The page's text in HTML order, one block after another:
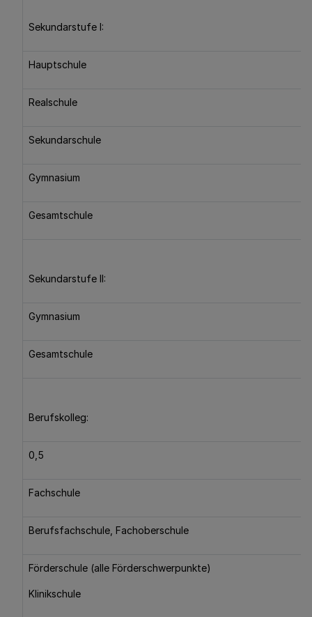
Sekundarstufe I:
Hauptschule
Realschule
Sekundarschule
Gymnasium
Gesamtschule
Sekundarstufe II:
Gymnasium
Gesamtschule
Berufskolleg:
0,5
Fachschule
Berufsfachschule, Fachoberschule
Förderschule (alle Förderschwerpunkte)
Klinikschule